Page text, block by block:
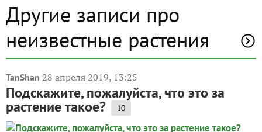
Другие записи про
неизвестные растения
TanShan 28 апреля 2019, 13:25
Подскажите, пожалуйста, что это за
растение такое? 10